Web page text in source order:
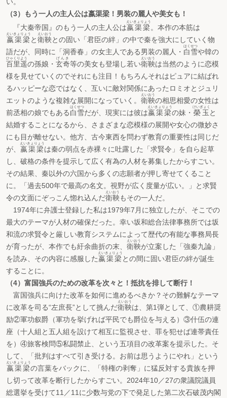
い。
（3）もう一人の主人公は嬴渠梁！男装の麗人や美女も！
『大秦帝国』のもう一人の主人公は嬴渠梁
えいきょりょう
。本作の本筋は
嬴渠梁
えいきょりょう
と衛鞅
えいおう
との固い「君臣の絆」の中で秦を強大にしていく物
語だが、同時に「洞香春」の女主人である男装の麗人・ 白雪
はくせつ
や韓の
百里遥
ひゃくりよう
の孫娘・ 玄奇
げんき
等の美女も登場し若い衛鞅
えいおう
は当然のように恋模
様を見せていくのでそれにも注目！もちろんそれはピュアに結ばれ
るハッピーな恋ではなく、互いに敵対関係にあったロミオとジュリ
エットのような複雑な展開になっていく。 衛鞅
えいおう
の相思相愛の女性は
前丞相の娘でもある白雪
はくせつ
だが、現実には彼は嬴渠梁
えいきょりょう
の妹・ 榮玉
けいぎょく
と
結婚することになるから、さまざまな恋模様の展開や女心の微妙さ
にも目が離せない。他方、古今東西を問わず教育の重要性は同じだ
が、 嬴渠梁
えいきょりょう
は秦の弱点を赤裸々に吐露した「求賢令」を自ら起草
し、破格の条件を提示して広く有為の人材を募集したからすごい。
その結果、秦以外の六国から多くの志願者が押し寄せてくること
に。「過去500年で最高の名文。視野が広く度量が広い。」と求賢
令の文面にぞっこん惚れ込んだ衛鞅
えいおう
もその一人だ。
1974年に弁護士登録した私は1979年7月に独立したが、そこでの
最大のテーマが人材の確保だった。幸い坂和総合法律事務所では坂
和流の求賢令と厳しい教育システムによって歴代の有能な事務局長
が育ったが、本作でも紆余曲折の末、 衛鞅
えいおう
が立案した「強秦九論」
を読み、その内容に感服した嬴渠梁
えいきょりょう
との間に固い君臣の絆が誕生
することに。
（4）富国強兵のための改革を次々と！抵抗を排して断行！
富国強兵に向けた改革を如何に進めるべきか？その難解なテーマ
に改革を司る“左庶長”として挑んだ衛鞅
えいおう
は、第1弾として、①農耕奨
励②軍功叙爵（軍功を挙げれば平民でも爵位を与える）③什伍の連
座（十人組と五人組を設けて相互に監視させ、罪を犯せば連帯責任
を）④旅客検問⑤私闘禁止、という五項目の改革案を提示した。そ
して、「批判はすべて引き受ける。お前は思うようにやれ」という
嬴渠梁
えいきょりょう
の言葉をバックに、「特権の剥奪」に猛反対する貴族を押
し切って改革を断行したからすごい。2024年10／27の衆議院議員
総選挙を受けて11／11に少数与党の下で発足した第二次石破茂内閣